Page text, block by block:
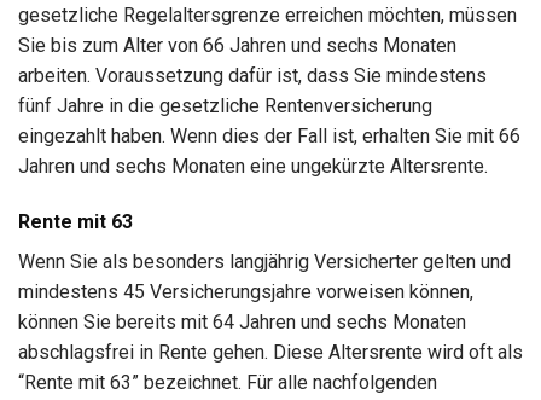
gesetzliche Regelaltersgrenze erreichen möchten, müssen
Sie bis zum Alter von 66 Jahren und sechs Monaten
arbeiten. Voraussetzung dafür ist, dass Sie mindestens
fünf Jahre in die gesetzliche Rentenversicherung
eingezahlt haben. Wenn dies der Fall ist, erhalten Sie mit 66
Jahren und sechs Monaten eine ungekürzte Altersrente.
Rente mit 63
Wenn Sie als besonders langjährig Versicherter gelten und
mindestens 45 Versicherungsjahre vorweisen können,
können Sie bereits mit 64 Jahren und sechs Monaten
abschlagsfrei in Rente gehen. Diese Altersrente wird oft als
“Rente mit 63” bezeichnet. Für alle nachfolgenden